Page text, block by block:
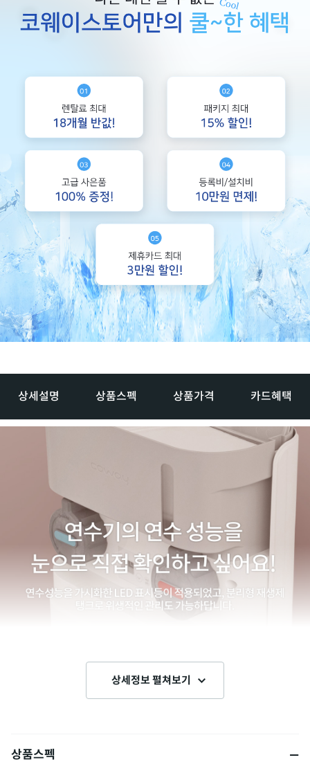
상세설명 상품스펙 상품가격 카드혜택
상세정보 펼쳐보기
상품스펙